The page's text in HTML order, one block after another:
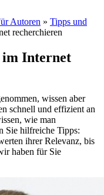
Autoren » Tipps und
recherchieren
Internet
wissen aber
schnell und effizient an
wie man
Sie hilfreiche Tipps:
ihrer Relevanz, bis
haben für Sie